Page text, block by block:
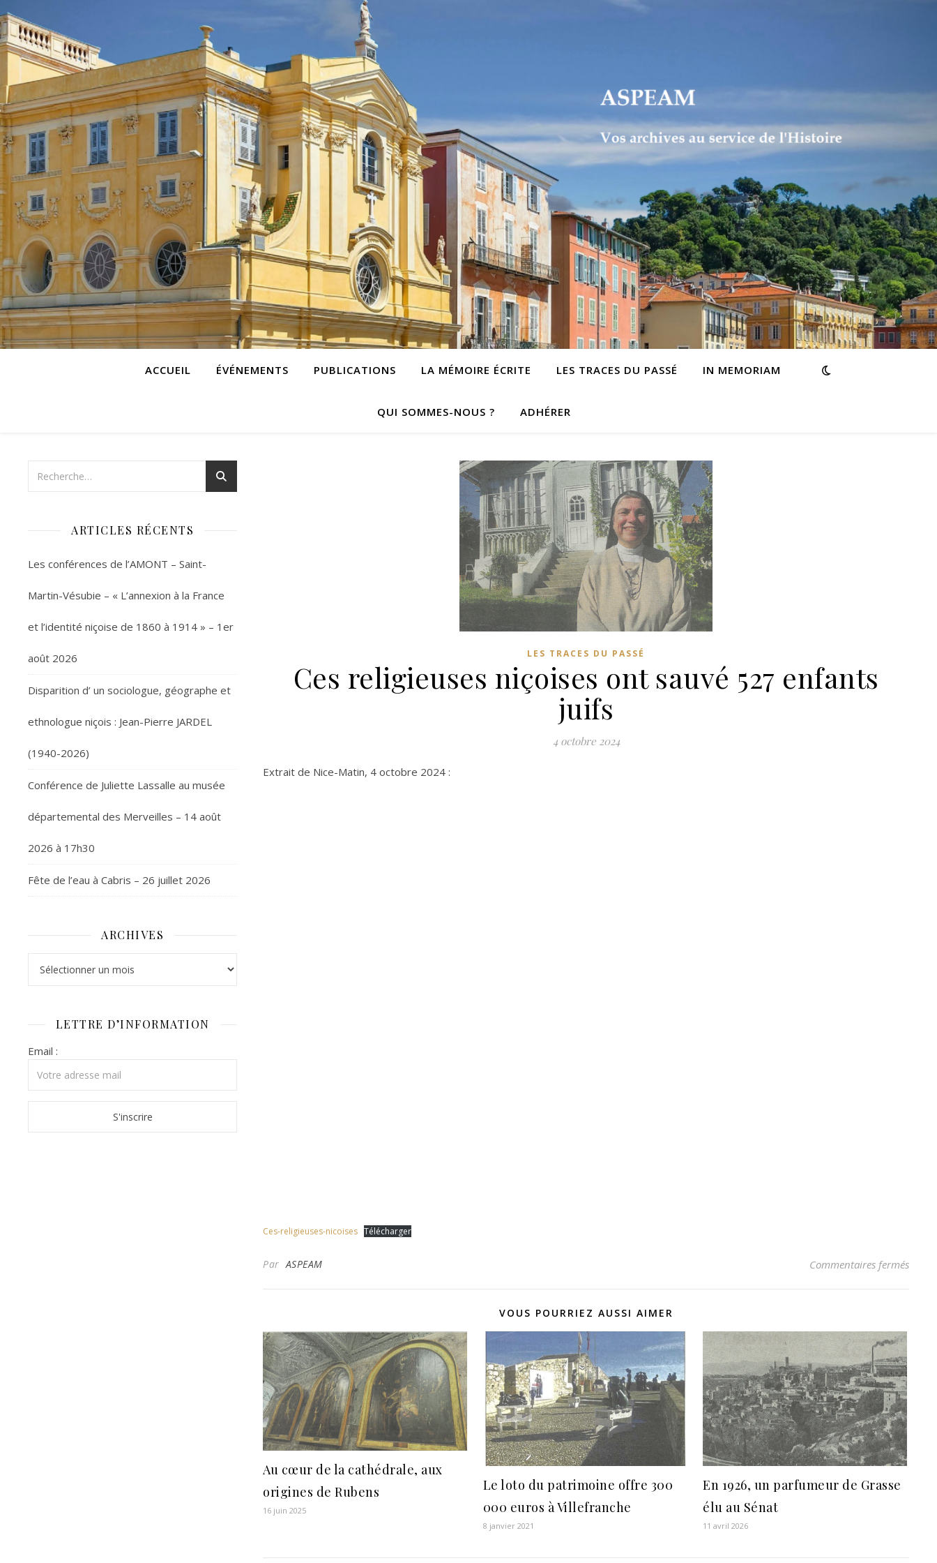
ACCUEIL ÉVÉNEMENTS PUBLICATIONS LA MÉMOIRE ÉCRITE LES TRACES DU PASSÉ IN MEMORIAM
QUI SOMMES-NOUS ? ADHÉRER
ARTICLES RÉCENTS
Les conférences de l’AMONT – Saint-
Martin-Vésubie – « L’annexion à la France
et l’identité niçoise de 1860 à 1914 » – 1er
août 2026
Disparition d’ un sociologue, géographe et
ethnologue niçois : Jean-Pierre JARDEL
(1940-2026)
Conférence de Juliette Lassalle au musée
départemental des Merveilles – 14 août
2026 à 17h30
Fête de l’eau à Cabris – 26 juillet 2026
ARCHIVES
LETTRE D’INFORMATION
Email :
LES TRACES DU PASSÉ
Ces religieuses niçoises ont sauvé 527 enfants
juifs
4 octobre 2024
Extrait de Nice-Matin, 4 octobre 2024 :
Ces-religieuses-nicoises Télécharger
ParASPEAM Commentaires ferméssur
VOUS POURRIEZ AUSSI AIMER
Au cœur de la cathédrale, aux
origines de Rubens
16 juin 2025
Le loto du patrimoine offre 300
000 euros à Villefranche
8 janvier 2021
En 1926, un parfumeur de Grasse
élu au Sénat
11 avril 2026